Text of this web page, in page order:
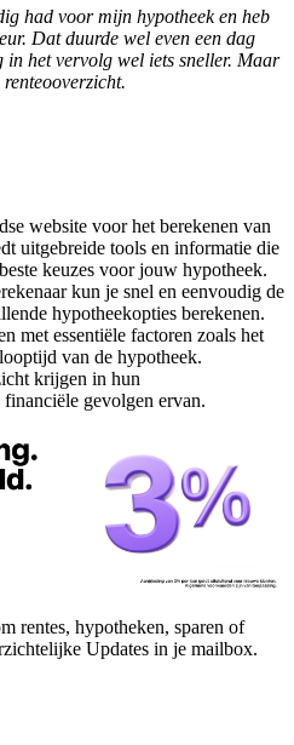
had voor mijn hypotheek en heb
Dat duurde wel even een dag
het vervolg wel iets sneller. Maar
website voor het berekenen van
uitgebreide tools en informatie die
keuzes voor jouw hypotheek.
kun je snel en eenvoudig de
hypotheekopties berekenen.
met essentiële factoren zoals het
van de hypotheek.
krijgen in hun
gevolgen ervan.
rentes, hypotheken, sparen of
Updates in je mailbox.